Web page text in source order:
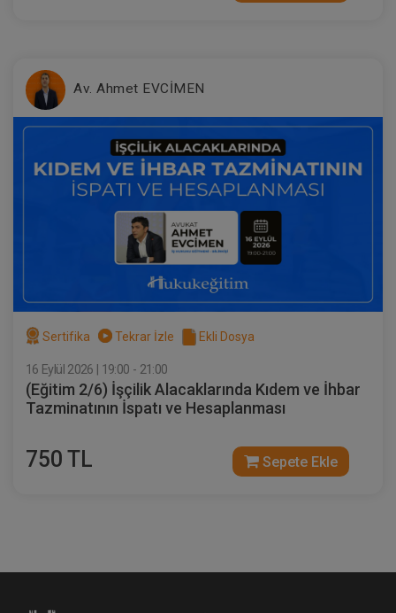
Müvekkille Görüşme Video Eğitimi
300 TL Sepete Ekle
300 TL Sepete Ekle
Av. Ahmet EVCİMEN
Sertifika Tekrar İzle Ekli Dosya
16 Eylül 2026 | 19:00 - 21:00
(Eğitim 2/6) İşçilik Alacaklarında Kıdem ve İhbar
Tazminatının İspatı ve Hesaplanması
750 TL Sepete Ekle